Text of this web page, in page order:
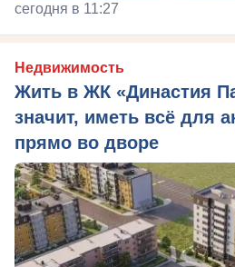
сегодня в 11:27
Недвижимость
Жить в ЖК «Династия
значит, иметь всё для
прямо во дворе